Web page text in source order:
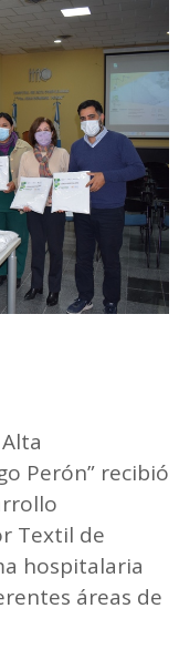
Perón” recibió
Textil de
hospitalaria
áreas de